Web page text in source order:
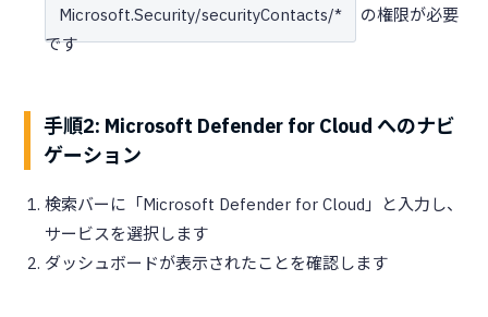
Microsoft.Security/securityContacts/*
の権限が必要
です
手順2: Microsoft Defender for Cloud へのナビ
ゲーション
検索バーに「Microsoft Defender for Cloud」と入力し、
サービスを選択します
ダッシュボードが表示されたことを確認します